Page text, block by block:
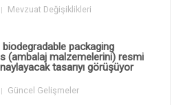
Mevzuat Değişiklikleri
biodegradable packaging
(ambalaj malzemelerini) resmi
tasarıyı görüşüyor
Güncel Gelişmeler